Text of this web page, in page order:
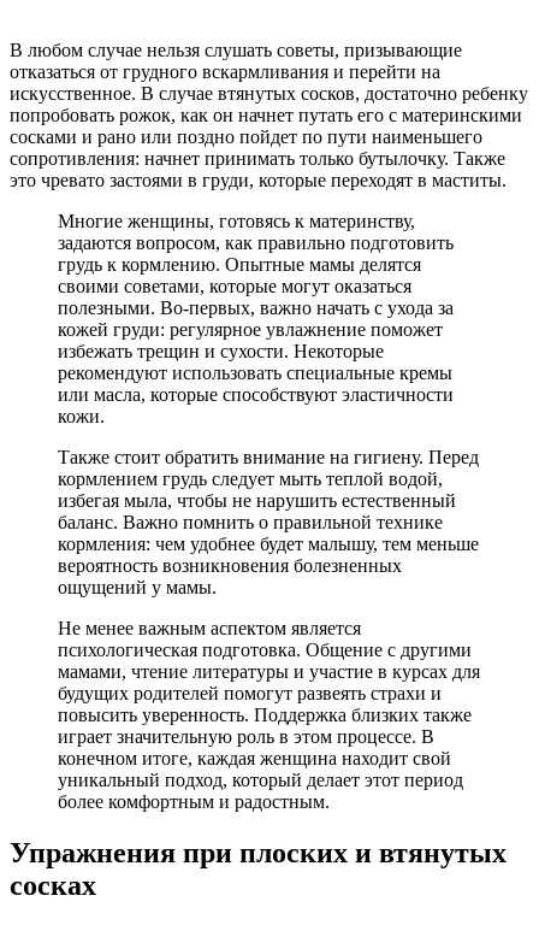
В любом случае нельзя слушать советы, призывающие
отказаться от грудного вскармливания и перейти на
искусственное. В случае втянутых сосков, достаточно ребенку
попробовать рожок, как он начнет путать его с материнскими
сосками и рано или поздно пойдет по пути наименьшего
сопротивления: начнет принимать только бутылочку. Также
это чревато застоями в груди, которые переходят в маститы.
Многие женщины, готовясь к материнству,
задаются вопросом, как правильно подготовить
грудь к кормлению. Опытные мамы делятся
своими советами, которые могут оказаться
полезными. Во-первых, важно начать с ухода за
кожей груди: регулярное увлажнение поможет
избежать трещин и сухости. Некоторые
рекомендуют использовать специальные кремы
или масла, которые способствуют эластичности
кожи.
Также стоит обратить внимание на гигиену. Перед
кормлением грудь следует мыть теплой водой,
избегая мыла, чтобы не нарушить естественный
баланс. Важно помнить о правильной технике
кормления: чем удобнее будет малышу, тем меньше
вероятность возникновения болезненных
ощущений у мамы.
Не менее важным аспектом является
психологическая подготовка. Общение с другими
мамами, чтение литературы и участие в курсах для
будущих родителей помогут развеять страхи и
повысить уверенность. Поддержка близких также
играет значительную роль в этом процессе. В
конечном итоге, каждая женщина находит свой
уникальный подход, который делает этот период
более комфортным и радостным.
Упражнения при плоских и втянутых
сосках